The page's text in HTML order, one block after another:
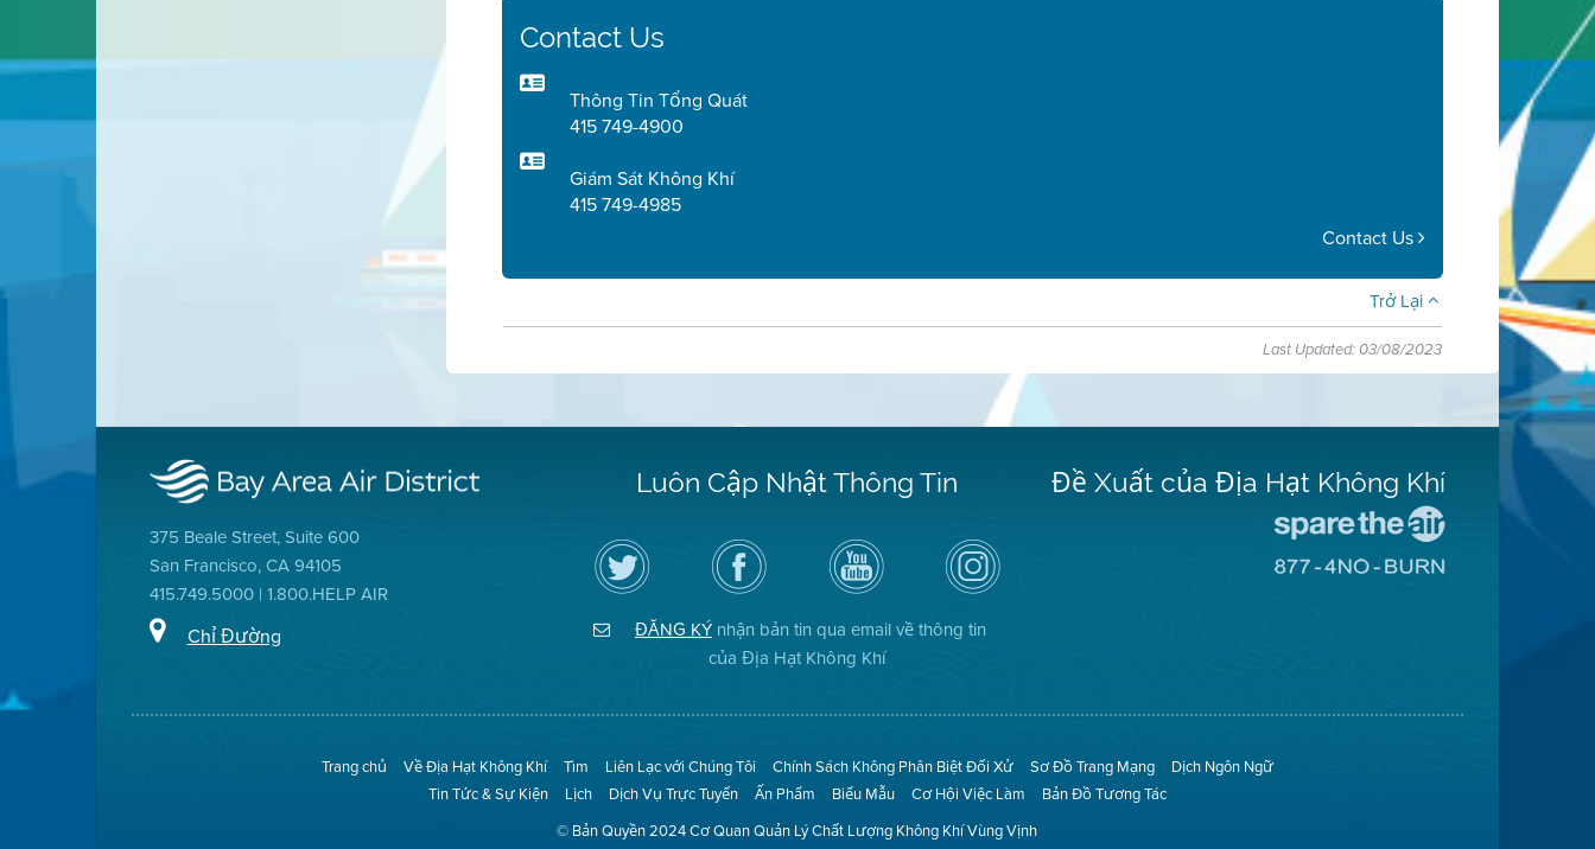
Contact Us
Thông Tin Tổng Quát
415 749-4900
Giám Sát Không Khí
415 749-4985
Contact Us
Trở Lại
Last Updated: 03/08/2023
375 Beale Street, Suite 600
San Francisco, CA 94105
415.749.5000 | 1.800.HELP AIR
Chỉ Đường
Luôn Cập Nhật Thông Tin
Hãy
theo
dõi
Địa
Không
Truy
cập
Trang
Facebook
Địa
Hạt
Kênh
YouTube
của
Địa
Không
Air
District
on
Instagram
ĐĂNG KÝnhận bản tin qua email về thông tin
của Địa Hạt Không Khí
Đề Xuất của Địa Hạt Không Khí
Trang
Không
(Không
Trang chủ Về Địa Hạt Không Khí Tìm Liên Lạc với Chúng Tôi Chính Sách Không Phân Biệt Đối Xử Sơ Đồ Trang Mạng
Dịch Ngôn Ngữ
Tin Tức & Sự Kiện
Lịch Dịch Vụ Trực Tuyến Ấn Phẩm Biểu Mẫu Cơ Hội Việc Làm
Bản Đồ Tương Tác
© Bản Quyền 2024 Cơ Quan Quản Lý Chất Lượng Không Khí Vùng Vịnh